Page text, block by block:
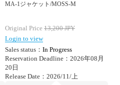
MA-1ジャケット/MOSS-M
Original Price 13,200JPY
Login to view
Sales status： In Progress
Reservation Deadline：2026年08月
20日
Release Date：2026/11/上